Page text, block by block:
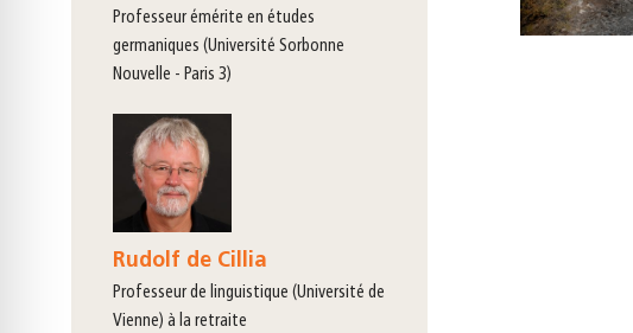
professeur émérite en études
germaniques (Université Sorbonne
Nouvelle - Paris 3)
Rudolf de Cillia
professeur de linguistique (Université de
Vienne) à la retraite